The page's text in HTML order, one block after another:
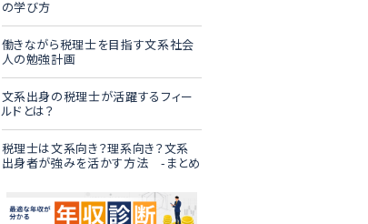
の学び方
働きながら税理士を目指す文系社会
人の勉強計画
文系出身の税理士が活躍するフィー
ルドとは？
税理士は文系向き？理系向き？文系
出身者が強みを活かす方法 -まとめ